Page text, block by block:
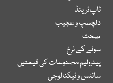
ٹاپ ٹرینڈ
دلچسپ و عجیب
صحت
سونے کے نرخ
پیٹرولیم مصنوعات کی قیمتیں
سائنس و ٹیکنالوجی